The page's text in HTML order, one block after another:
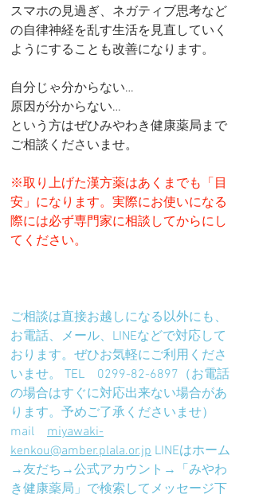
スマホの見過ぎ、ネガティブ思考など
の自律神経を乱す生活を見直していく
ようにすることも改善になります。
自分じゃ分からない…
原因が分からない…
という方はぜひみやわき健康薬局まで
ご相談くださいませ。
※取り上げた漢方薬はあくまでも「目
安」になります。実際にお使いになる
際には必ず専門家に相談してからにし
てください。
ご相談は直接お越しになる以外にも、
お電話、メール、LINEなどで対応して
おります。ぜひお気軽にご利用くださ
いませ。 TEL　0299-82-6897（お電話
の場合はすぐに対応出来ない場合があ
ります。予めご了承くださいませ）
mail miyawaki-
kenkou@amber.plala.or.jp LINEはホーム
→友だち→公式アカウント→「みやわ
き健康薬局」で検索してメッセージ下